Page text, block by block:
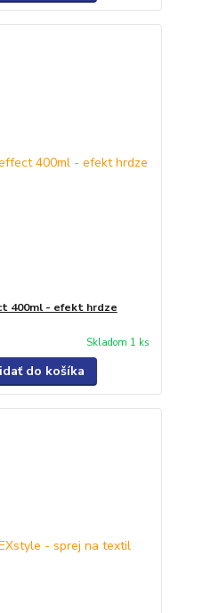
400ml - efekt hrdze
Skladom 1 ks
do košíka